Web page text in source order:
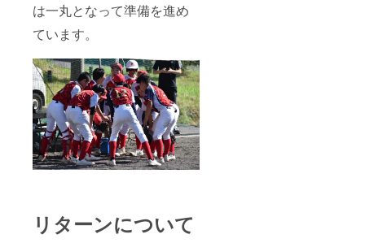
は一丸となって準備を進め
ています。
リターンについて